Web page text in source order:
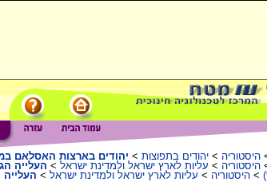
היסטוריה > יהודים בתפוצות > יהודים בארצות האסלאם במאות
היסטוריה > עליות לארץ ישראל ולמדינת ישראל > העלייה
> היסטוריה > עליות לארץ ישראל ולמדינת ישראל > העלייה